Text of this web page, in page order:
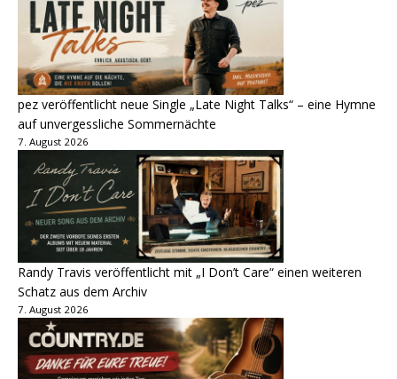
pez veröffentlicht neue Single „Late Night Talks“ – eine Hymne
auf unvergessliche Sommernächte
7. August 2026
Randy Travis veröffentlicht mit „I Don’t Care“ einen weiteren
Schatz aus dem Archiv
7. August 2026